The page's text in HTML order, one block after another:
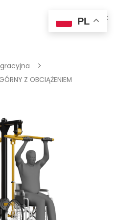
ESC to close
Z OBCIĄŻENIEM
PL